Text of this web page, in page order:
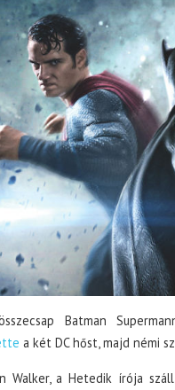
Batman
a két DC hőst, majd némi
Walker, a Hetedik írója